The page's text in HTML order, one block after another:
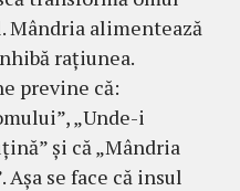
Mândria alimentează
rațiunea.
previne că:
„Unde-i
și că „Mândria
Așa se face că insul